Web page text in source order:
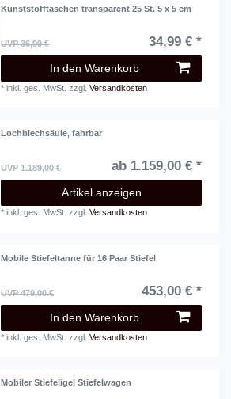
Kunststofftaschen transparent 25 St. 5 x 5 cm
UVP 36,99 € 34,99 € *
In den Warenkorb
*inkl. ges. MwSt. zzgl.Versandkosten
Lochblechsäule, fahrbar
UVP 1.189,00 € ab 1.159,00 € *
Artikel anzeigen
*inkl. ges. MwSt. zzgl.Versandkosten
Mobile Stiefeltanne für 16 Paar Stiefel
UVP 479,00 € 453,00 € *
In den Warenkorb
*inkl. ges. MwSt. zzgl.Versandkosten
Mobiler Stiefeligel Stiefelwagen